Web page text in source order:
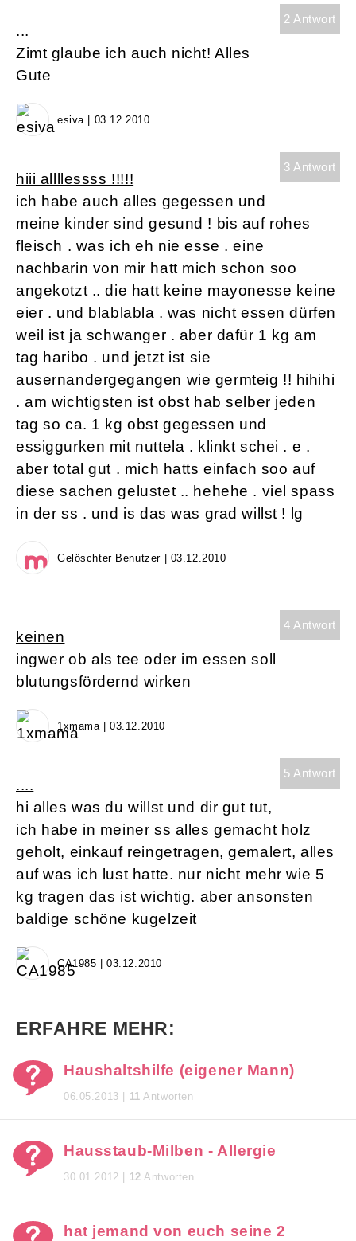
2 Antwort
...
Zimt glaube ich auch nicht! Alles
Gute
esiva | 03.12.2010
3 Antwort
hiii allllessss !!!!!
ich habe auch alles gegessen und
meine kinder sind gesund ! bis auf rohes
fleisch . was ich eh nie esse . eine
nachbarin von mir hatt mich schon soo
angekotzt .. die hatt keine mayonesse keine
eier . und blablabla . was nicht essen dürfen
weil ist ja schwanger . aber dafür 1 kg am
tag haribo . und jetzt ist sie
ausernandergegangen wie germteig !! hihihi
. am wichtigsten ist obst hab selber jeden
tag so ca. 1 kg obst gegessen und
essiggurken mit nuttela . klinkt schei . e .
aber total gut . mich hatts einfach soo auf
diese sachen gelustet .. hehehe . viel spass
in der ss . und is das was grad willst ! lg
Gelöschter Benutzer | 03.12.2010
4 Antwort
keinen
ingwer ob als tee oder im essen soll
blutungsfördernd wirken
1xmama | 03.12.2010
5 Antwort
....
hi alles was du willst und dir gut tut,
ich habe in meiner ss alles gemacht holz
geholt, einkauf reingetragen, gemalert, alles
auf was ich lust hatte. nur nicht mehr wie 5
kg tragen das ist wichtig. aber ansonsten
baldige schöne kugelzeit
CA1985 | 03.12.2010
ERFAHRE MEHR:
Haushaltshilfe (eigener Mann)
06.05.2013 | 11 Antworten
Hausstaub-Milben - Allergie
30.01.2012 | 12 Antworten
hat jemand von euch seine 2